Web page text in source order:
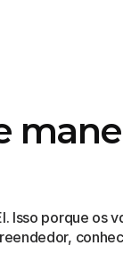
Isso porque os